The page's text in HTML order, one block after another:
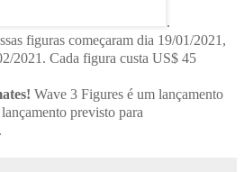
.
figuras começaram dia 19/01/2021,
2021. Cada figura custa US$ 45
Wave 3 Figures é um lançamento
previsto para